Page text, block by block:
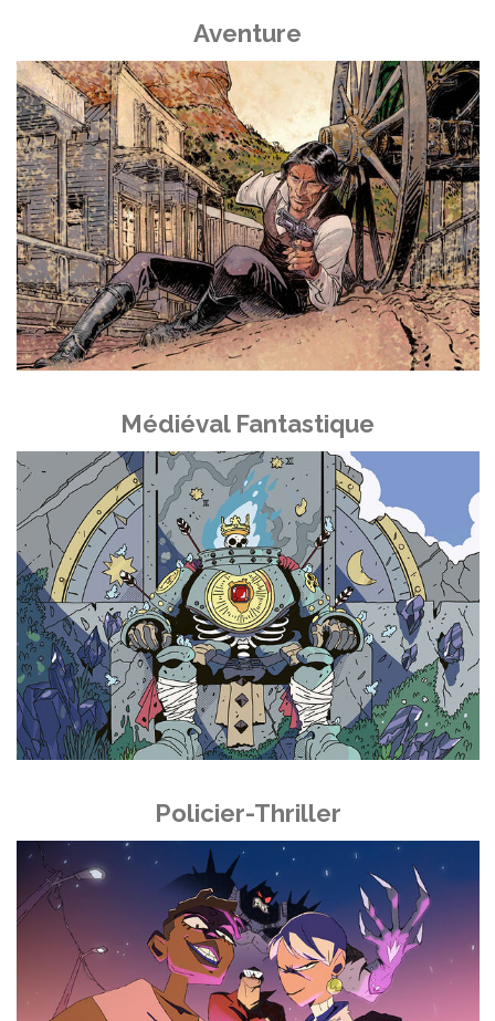
Aventure
Médiéval Fantastique
Policier-Thriller